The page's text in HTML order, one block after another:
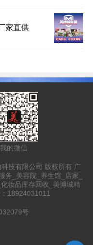
家直供
我的微信
技有限公司 版权所有 广
务_美容院_养生馆_店家_
妆品库存回收_美博城精
18924031011
号